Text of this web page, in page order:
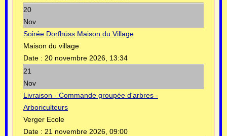
20
Nov
Soirée Dorfhüss Maison du Village
Maison du village
Date : 20 novembre 2026, 13:34
21
Nov
Livraison - Commande groupée d'arbres -
Arboriculteurs
Verger Ecole
Date : 21 novembre 2026, 09:00